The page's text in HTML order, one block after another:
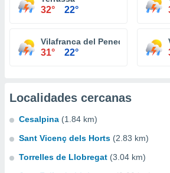
32° 22°
Vilafranca del Penedès
31° 22°
Localidades cercanas
Cesalpina (1.84 km)
Sant Vicenç dels Horts (2.83 km)
Torrelles de Llobregat (3.04 km)